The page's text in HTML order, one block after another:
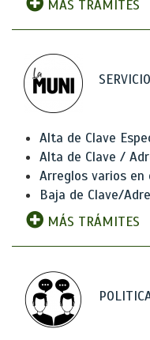
MÁS TRÁMITES
Alta de Clave
Alta de Clave /
Arreglos varios en
Baja de Clave/
MÁS TRÁMITES